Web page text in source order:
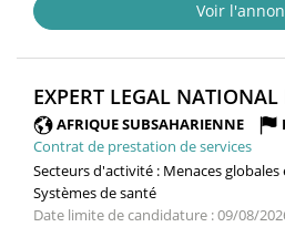
Voir
EXPERT LEGAL
AFRIQUE SUBSAHARIENNE
Contrat de prestation de services
Secteurs d'activité : Menaces
Systèmes de santé
Date limite de candidature : 09/08/